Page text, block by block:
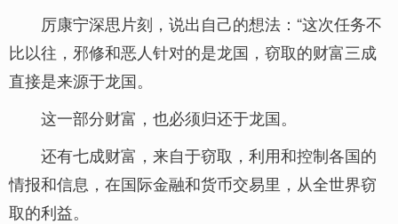
厉康宁深思片刻，说出自己的想法：“这次任务不
比以往，邪修和恶人针对的是龙国，窃取的财富三成
直接是来源于龙国。
这一部分财富，也必须归还于龙国。
还有七成财富，来自于窃取，利用和控制各国的
情报和信息，在国际金融和货币交易里，从全世界窃
取的利益。